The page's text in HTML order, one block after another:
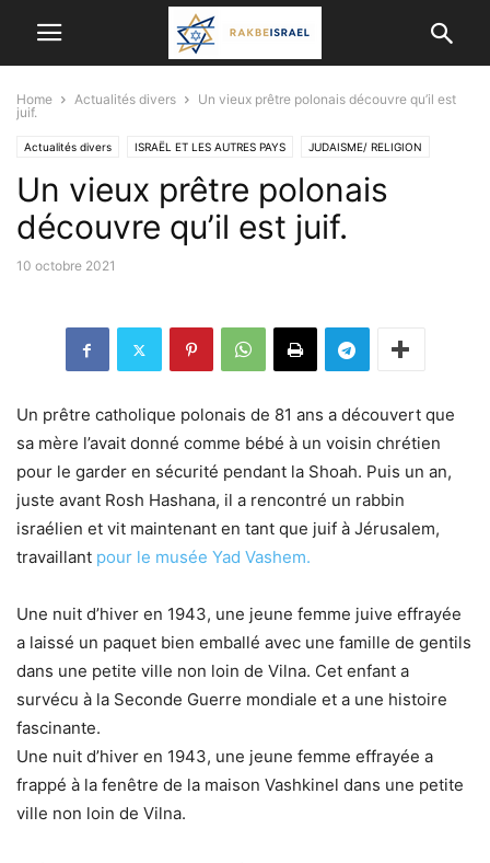
Home Actualités divers
Un vieux prêtre polonais découvre qu’il est
juif.
Actualités divers ISRAËL ET LES AUTRES PAYS JUDAISME/ RELIGION
VIE EN ISRAËL
Un vieux prêtre polonais
découvre qu’il est juif.
10 octobre 2021
Un prêtre catholique polonais de 81 ans a découvert que
sa mère l’avait donné comme bébé à un voisin chrétien
pour le garder en sécurité pendant la Shoah. Puis un an,
juste avant Rosh Hashana, il a rencontré un rabbin
israélien et vit maintenant en tant que juif à Jérusalem,
travaillant pour le musée Yad Vashem.
Une nuit d’hiver en 1943, une jeune femme juive effrayée
a laissé un paquet bien emballé avec une famille de gentils
dans une petite ville non loin de Vilna. Cet enfant a
survécu à la Seconde Guerre mondiale et a une histoire
fascinante.
Une nuit d’hiver en 1943, une jeune femme effrayée a
frappé à la fenêtre de la maison Vashkinel dans une petite
ville non loin de Vilna.